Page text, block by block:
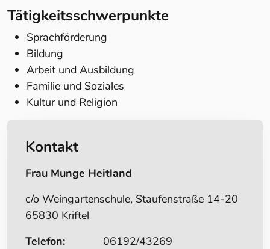
Tätigkeitsschwerpunkte
Sprachförderung
Bildung
Arbeit und Ausbildung
Familie und Soziales
Kultur und Religion
Kontakt
Frau Munge Heitland
c/o Weingartenschule, Staufenstraße 14-20
65830 Kriftel
Telefon:
06192/43269